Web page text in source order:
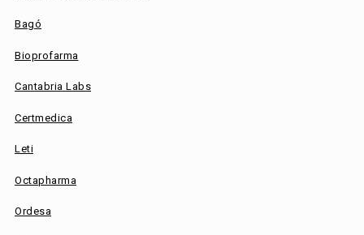
Bagó
Bioprofarma
Cantabria Labs
Certmedica
Leti
Octapharma
Ordesa